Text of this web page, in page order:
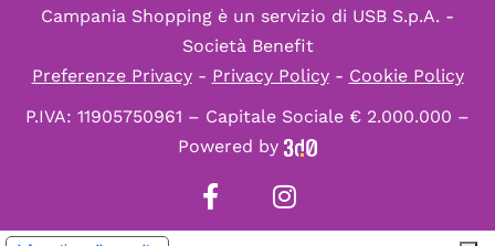
Campania Shopping è un servizio di USB S.p.A. -
Società Benefit
Preferenze Privacy- Privacy Policy- Cookie Policy
P.IVA: 11905750961 – Capitale Sociale € 2.000.000 –
Powered by